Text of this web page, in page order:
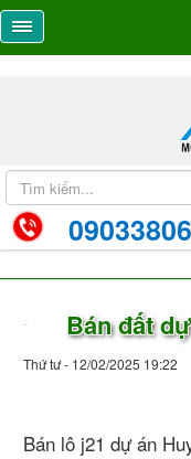
Bán đất
Thứ tư - 12/02/2025 19:22
Bán lô j21 dự án